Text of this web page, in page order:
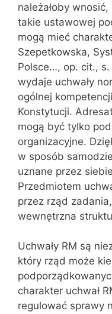
należałoby
takie ustawowej
mogą mieć
Szepetkowska,
Polsce…, op. cit.,
wydaje uchwały
ogólnej
Konstytucji.
mogą być tylko
organizacyjne.
w sposób
uznane przez
Przedmiotem
przez rząd
wewnętrzna
Uchwały RM są
który rząd może
charakter uchwał
regulować sprawy